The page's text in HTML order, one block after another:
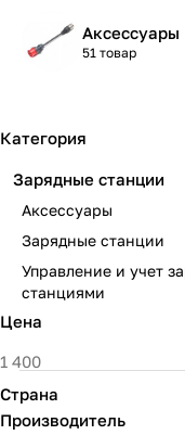
Аксессуары
51 товар
Категория
Зарядные станции
Аксессуары
Зарядные станции
Управление и учет
станциями
Цена
Страна
Производитель